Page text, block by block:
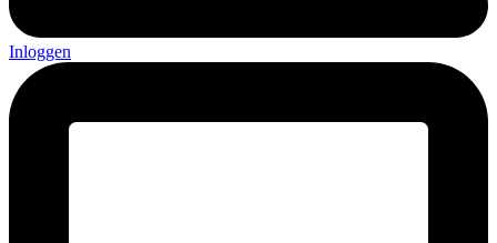
Inloggen